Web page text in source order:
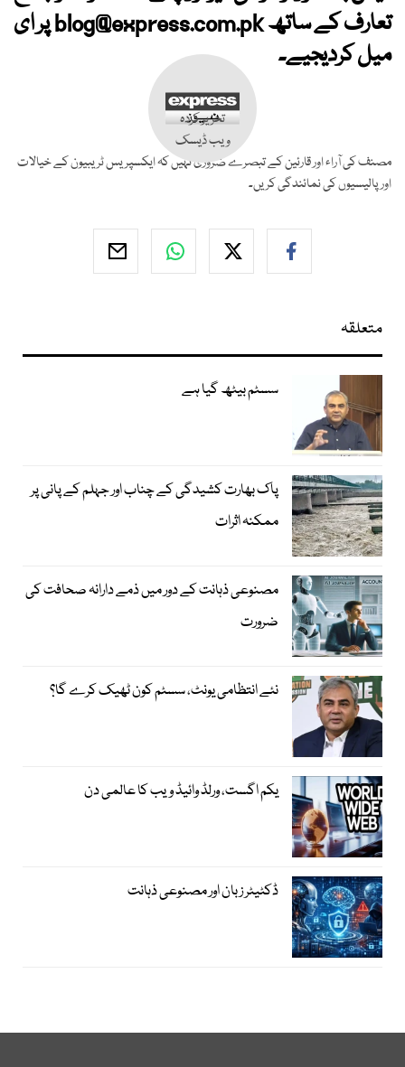
تعارف کے ساتھblog@express.com.pkپر ای
میل کردیجیے۔
تحریر کردہ
ویب ڈیسک
مصنف کی آراء اور قارئین کے تبصرے ضروری نہیں کہ ایکسپریس ٹریبیون کے خیالات
اور پالیسیوں کی نمائندگی کریں۔
متعلقہ
سسٹم بیٹھ گیا ہے
پاک بھارت کشیدگی کے چناب اور جہلم کے پانی پر
ممکنہ اثرات
مصنوعی ذہانت کے دور میں ذمے دارانہ صحافت کی
ضرورت
نئے انتظامی یونٹ، سسٹم کون ٹھیک کرے گا؟
یکم اگست، ورلڈ وائیڈ ویب کا عالمی دن
ڈکٹیٹر زبان اور مصنوعی ذہانت